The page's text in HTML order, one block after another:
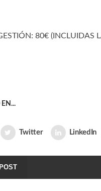
80€ (INCLUIDAS
Twitter LinkedIn